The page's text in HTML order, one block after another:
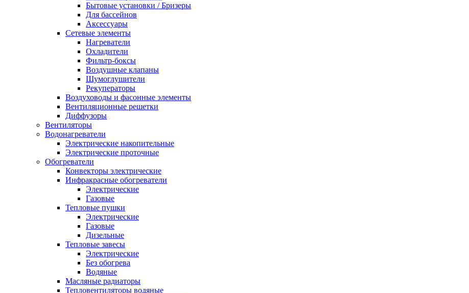
Бытовые установки / Бризеры
Для бассейнов
Аксессуары
Сетевые элементы
Нагреватели
Охладители
Фильтр-боксы
Воздушные клапаны
Шумоглушители
Рекуператоры
Воздуховоды и фасонные элементы
Вентиляционные решетки
Диффузоры
Вентиляторы
Водонагреватели
Электрические накопительные
Электрические проточные
Обогреватели
Конвекторы электрические
Инфракрасные обогреватели
Электрические
Газовые
Тепловые пушки
Электрические
Газовые
Дизельные
Тепловые завесы
Электрические
Без обогрева
Водяные
Масляные радиаторы
Тепловентиляторы водяные